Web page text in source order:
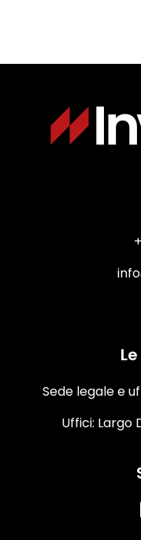
Immagine
Sede legale e
Uffici: Largo